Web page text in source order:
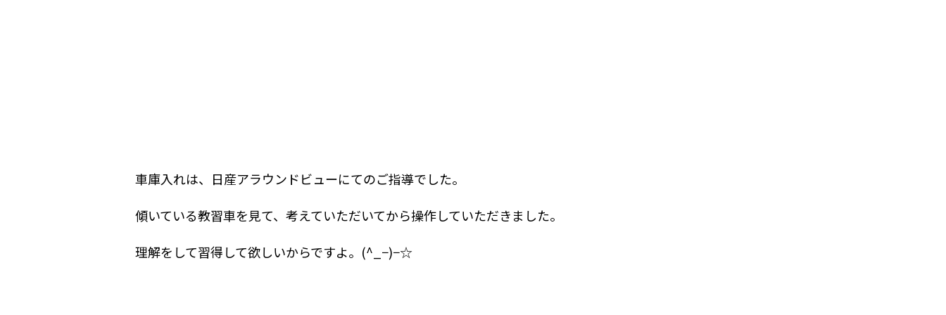
車庫入れは、日産アラウンドビューにてのご指導でした。
傾いている教習車を見て、考えていただいてから操作していただきました。
理解をして習得して欲しいからですよ。(^_−)−☆